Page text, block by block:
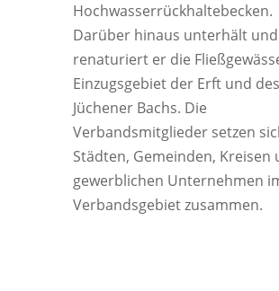
Hochwasserrückhaltebecken.
Darüber hinaus unterhält und
renaturiert er die
Einzugsgebiet der Erft und des
Jüchener Bachs. Die
Verbandsmitglieder setzen
Städten, Gemeinden, Kreisen
gewerblichen Unternehmen
Verbandsgebiet zusammen.